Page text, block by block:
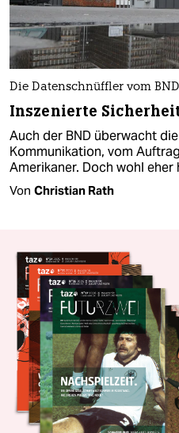
Die Datenschnüffler vom BND
Inszenierte
Auch der BND überwacht
Kommunikation, vom
Amerikaner. Doch wohl eher
Von Christian Rath